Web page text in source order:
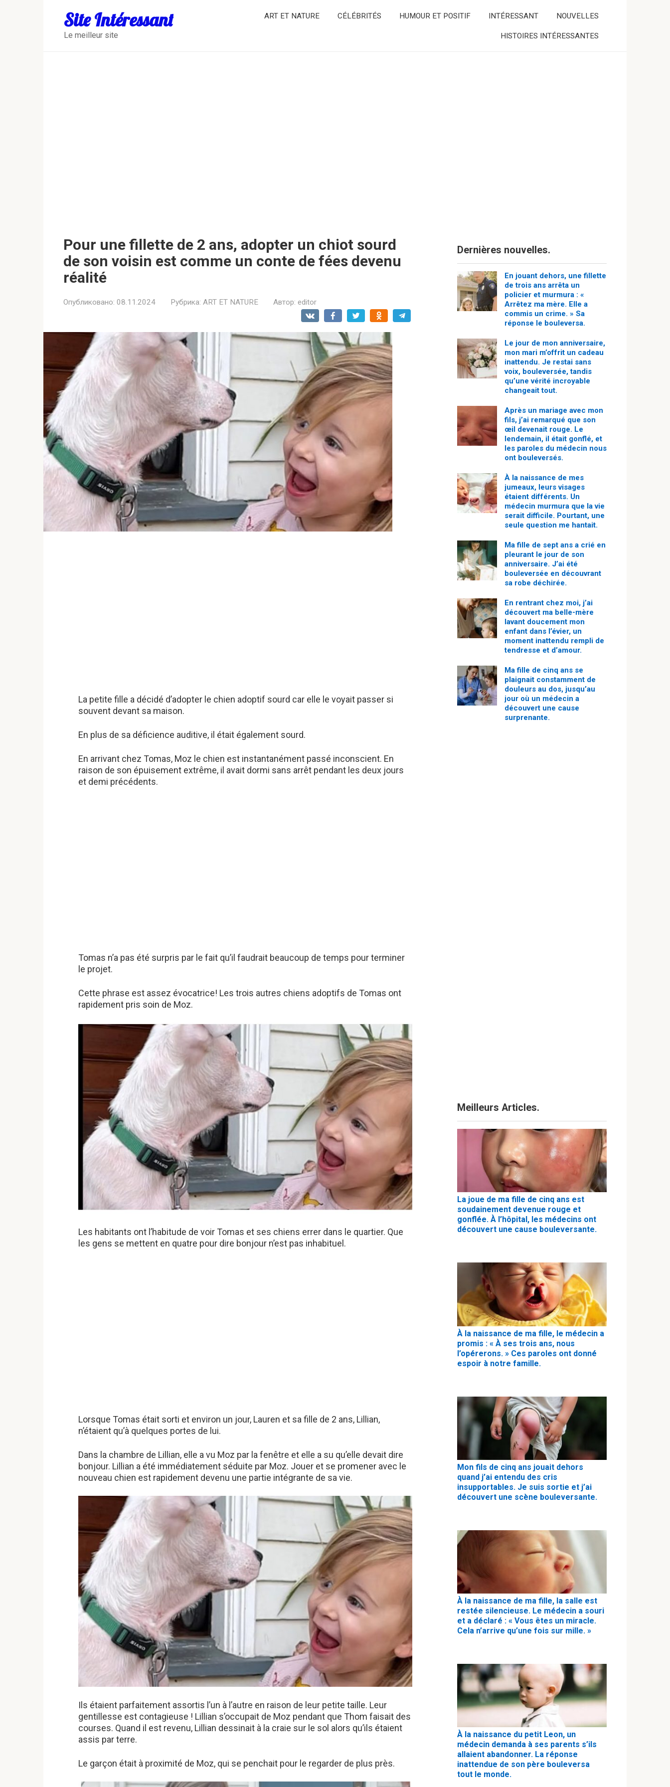
Site Intéressant
Le meilleur site
ART ET NATURE CÉLÉBRITÉS HUMOUR ET POSITIF INTÉRESSANT NOUVELLES
HISTOIRES INTÉRESSANTES
Pour une fillette de 2 ans, adopter un chiot sourd
de son voisin est comme un conte de fées devenu
réalité
Опубликовано: 08.11.2024 Рубрика: ART ET NATURE Автор: editor
La petite fille a décidé d’adopter le chien adoptif sourd car elle le voyait passer si
souvent devant sa maison.
En plus de sa déficience auditive, il était également sourd.
En arrivant chez Tomas, Moz le chien est instantanément passé inconscient. En
raison de son épuisement extrême, il avait dormi sans arrêt pendant les deux jours
et demi précédents.
Tomas n’a pas été surpris par le fait qu’il faudrait beaucoup de temps pour terminer
le projet.
Cette phrase est assez évocatrice! Les trois autres chiens adoptifs de Tomas ont
rapidement pris soin de Moz.
Les habitants ont l’habitude de voir Tomas et ses chiens errer dans le quartier. Que
les gens se mettent en quatre pour dire bonjour n’est pas inhabituel.
Lorsque Tomas était sorti et environ un jour, Lauren et sa fille de 2 ans, Lillian,
n’étaient qu’à quelques portes de lui.
Dans la chambre de Lillian, elle a vu Moz par la fenêtre et elle a su qu’elle devait dire
bonjour. Lillian a été immédiatement séduite par Moz. Jouer et se promener avec le
nouveau chien est rapidement devenu une partie intégrante de sa vie.
Ils étaient parfaitement assortis l’un à l’autre en raison de leur petite taille. Leur
gentillesse est contagieuse ! Lillian s’occupait de Moz pendant que Thom faisait des
courses. Quand il est revenu, Lillian dessinait à la craie sur le sol alors qu’ils étaient
assis par terre.
Le garçon était à proximité de Moz, qui se penchait pour le regarder de plus près.
Dernières nouvelles.
En jouant dehors, une fillette
de trois ans arrêta un
policier et murmura : «
Arrêtez ma mère. Elle a
commis un crime. » Sa
réponse le bouleversa.
Le jour de mon anniversaire,
mon mari m’offrit un cadeau
inattendu. Je restai sans
voix, bouleversée, tandis
qu’une vérité incroyable
changeait tout.
Après un mariage avec mon
fils, j’ai remarqué que son
œil devenait rouge. Le
lendemain, il était gonflé, et
les paroles du médecin nous
ont bouleversés.
À la naissance de mes
jumeaux, leurs visages
étaient différents. Un
médecin murmura que la vie
serait difficile. Pourtant, une
seule question me hantait.
Ma fille de sept ans a crié en
pleurant le jour de son
anniversaire. J’ai été
bouleversée en découvrant
sa robe déchirée.
En rentrant chez moi, j’ai
découvert ma belle-mère
lavant doucement mon
enfant dans l’évier, un
moment inattendu rempli de
tendresse et d’amour.
Ma fille de cinq ans se
plaignait constamment de
douleurs au dos, jusqu’au
jour où un médecin a
découvert une cause
surprenante.
Meilleurs Articles.
La joue de ma fille de cinq ans est
soudainement devenue rouge et
gonflée. À l’hôpital, les médecins ont
découvert une cause bouleversante.
À la naissance de ma fille, le médecin a
promis : « À ses trois ans, nous
l’opérerons. » Ces paroles ont donné
espoir à notre famille.
Mon fils de cinq ans jouait dehors
quand j’ai entendu des cris
insupportables. Je suis sortie et j’ai
découvert une scène bouleversante.
À la naissance de ma fille, la salle est
restée silencieuse. Le médecin a souri
et a déclaré : « Vous êtes un miracle.
Cela n’arrive qu’une fois sur mille. »
À la naissance du petit Leon, un
médecin demanda à ses parents s’ils
allaient abandonner. La réponse
inattendue de son père bouleversa
tout le monde.